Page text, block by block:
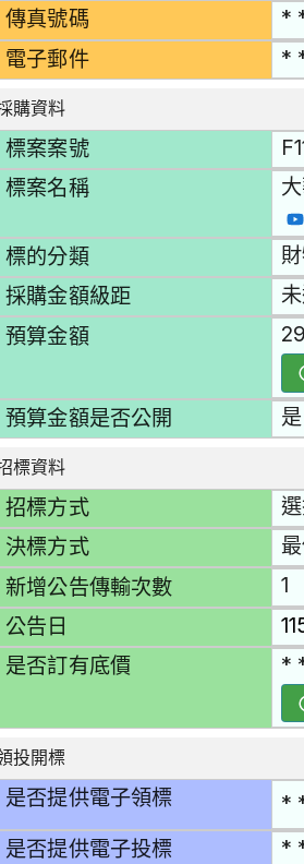
傳真號碼 *
電子郵件 *
購資料
標案案號
標案名稱
標的分類
採購金額級距
預算金額
預算金額是否公開 是
標資料
招標方式
決標方式
新增公告傳輸次數 1
公告日
是否訂有底價 *
投開標
是否提供電子領標 *
是否提供電子投標 *